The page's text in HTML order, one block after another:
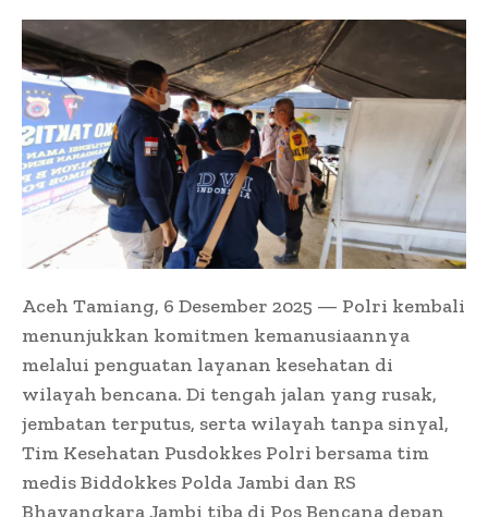
Aceh Tamiang, 6 Desember 2025 — Polri kembali
menunjukkan komitmen kemanusiaannya
melalui penguatan layanan kesehatan di
wilayah bencana. Di tengah jalan yang rusak,
jembatan terputus, serta wilayah tanpa sinyal,
Tim Kesehatan Pusdokkes Polri bersama tim
medis Biddokkes Polda Jambi dan RS
Bhayangkara Jambi tiba di Pos Bencana depan